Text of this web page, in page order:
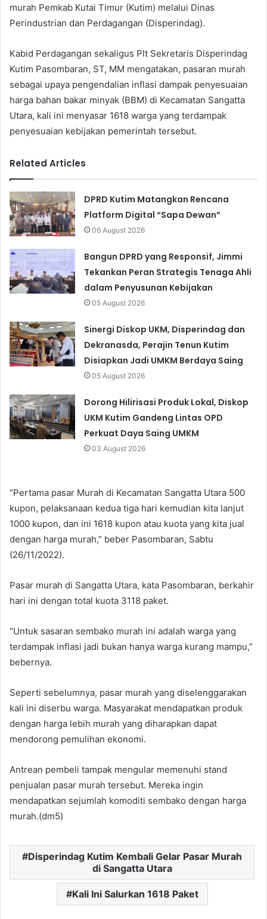
murah Pemkab Kutai Timur (Kutim) melalui Dinas
Perindustrian dan Perdagangan (Disperindag).
Kabid Perdagangan sekaligus Plt Sekretaris Disperindag
Kutim Pasombaran, ST, MM mengatakan, pasaran murah
sebagai upaya pengendalian inflasi dampak penyesuaian
harga bahan bakar minyak (BBM) di Kecamatan Sangatta
Utara, kali ini menyasar 1618 warga yang terdampak
penyesuaian kebijakan pemerintah tersebut.
Related Articles
DPRD Kutim Matangkan Rencana
Platform Digital “Sapa Dewan”
06 August 2026
Bangun DPRD yang Responsif, Jimmi
Tekankan Peran Strategis Tenaga Ahli
dalam Penyusunan Kebijakan
05 August 2026
Sinergi Diskop UKM, Disperindag dan
Dekranasda, Perajin Tenun Kutim
Disiapkan Jadi UMKM Berdaya Saing
05 August 2026
Dorong Hilirisasi Produk Lokal, Diskop
UKM Kutim Gandeng Lintas OPD
Perkuat Daya Saing UMKM
03 August 2026
“Pertama pasar Murah di Kecamatan Sangatta Utara 500
kupon, pelaksanaan kedua tiga hari kemudian kita lanjut
1000 kupon, dan ini 1618 kupon atau kuota yang kita jual
dengan harga murah,” beber Pasombaran, Sabtu
(26/11/2022).
Pasar murah di Sangatta Utara, kata Pasombaran, berkahir
hari ini dengan total kuota 3118 paket.
“Untuk sasaran sembako murah ini adalah warga yang
terdampak inflasi jadi bukan hanya warga kurang mampu,”
bebernya.
Seperti sebelumnya, pasar murah yang diselenggarakan
kali ini diserbu warga. Masyarakat mendapatkan produk
dengan harga lebih murah yang diharapkan dapat
mendorong pemulihan ekonomi.
Antrean pembeli tampak mengular memenuhi stand
penjualan pasar murah tersebut. Mereka ingin
mendapatkan sejumlah komoditi sembako dengan harga
murah.(dm5)
Disperindag Kutim Kembali Gelar Pasar Murah
di Sangatta Utara
Kali Ini Salurkan 1618 Paket